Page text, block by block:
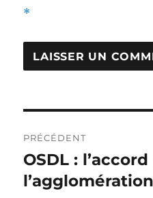
*
de
l'article
PRÉCÉDENT
Article
précédent :
OSDL :
l’agglomération